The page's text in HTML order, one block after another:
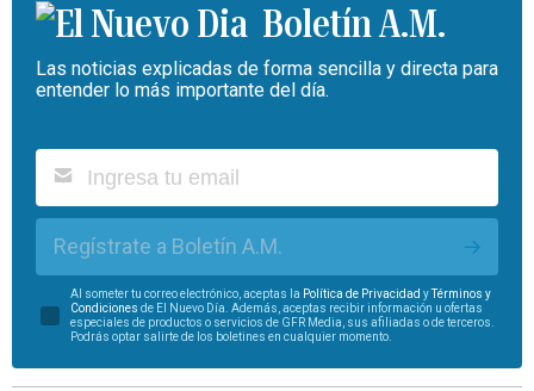
Boletín A.M.
Las noticias explicadas de forma sencilla y directa para
entender lo más importante del día.
Regístrate a Boletín A.M.
Al someter tu correo electrónico, aceptas la Política de Privacidad yTérminos y
Condiciones de El Nuevo Día. Además, aceptas recibir información u ofertas
especiales de productos o servicios de GFR Media, sus afiliadas o de terceros.
Podrás optar salirte de los boletines en cualquier momento.